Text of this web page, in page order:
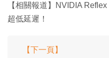
【相關報道】NVIDIA
超低延遲！
【下一頁】